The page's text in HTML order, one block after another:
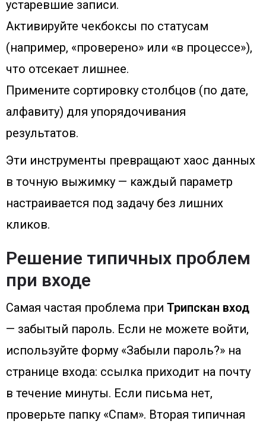
устаревшие записи.
Активируйте чекбоксы по статусам
(например, «проверено» или «в процессе»),
что отсекает лишнее.
Примените сортировку столбцов (по дате,
алфавиту) для упорядочивания
результатов.
Эти инструменты превращают хаос данных
в точную выжимку — каждый параметр
настраивается под задачу без лишних
кликов.
Решение типичных проблем
при входе
Самая частая проблема при Трипскан вход
— забытый пароль. Если не можете войти,
используйте форму «Забыли пароль?» на
странице входа: ссылка приходит на почту
в течение минуты. Если письма нет,
проверьте папку «Спам». Вторая типичная